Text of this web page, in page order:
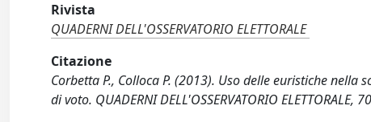
Rivista
QUADERNI DELL'OSSERVATORIO ELETTORALE
Citazione
Corbetta P., Colloca P. (2013). Uso delle euristiche
di voto. QUADERNI DELL'OSSERVATORIO ELETTORALE,